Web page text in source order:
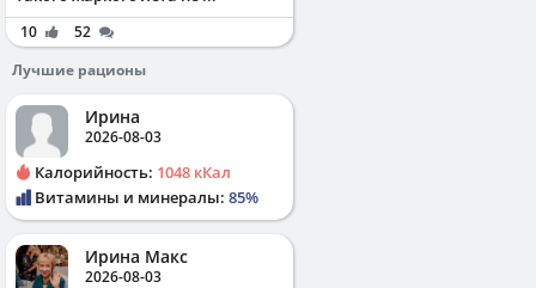
10
52
Лучшие рационы
Ирина
2026-08-03
Калорийность: 1048 кКал
Витамины и минералы: 85%
Ирина Макс
2026-08-03